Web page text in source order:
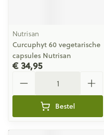
Nutrisan
Curcuphyt 60 vegetarische
capsules Nutrisan
€ 34,95
Bestel